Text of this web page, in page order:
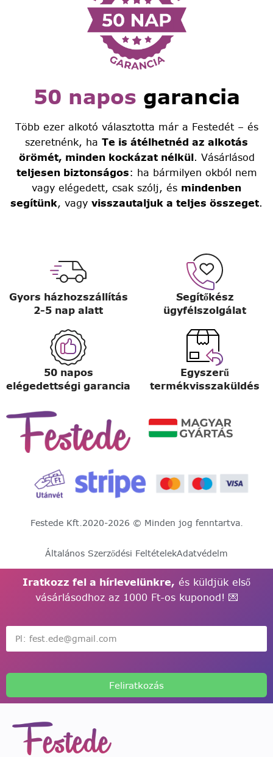
50 napos garancia
Több ezer alkotó választotta már a Festedét – és
szeretnénk, ha Te is átélhetnéd az alkotás
örömét, minden kockázat nélkül. Vásárlásod
teljesen biztonságos: ha bármilyen okból nem
vagy elégedett, csak szólj, és mindenben
segítünk, vagy visszautaljuk a teljes összeget.
Gyors házhozszállítás
2-5 nap alatt
Segítőkész
ügyfélszolgálat
50 napos
elégedettségi garancia
Egyszerű
termékvisszaküldés
Festede Kft.2020-2026 © Minden jog fenntartva.
Általános Szerződési FeltételekAdatvédelm
Iratkozz fel a hírlevelünkre, és küldjük első
vásárlásodhoz az 1000 Ft-os kuponod! 💌
Feliratkozás